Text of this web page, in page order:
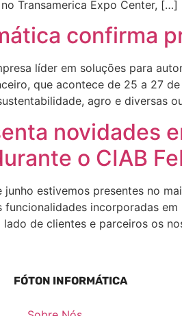
Transamerica Expo Center, […]
confirma
líder em soluções para
que acontece de 25 a 27
agro e diversas
novidades
o CIAB
junho estivemos presentes no
funcionalidades incorporadas
de clientes e parceiros os
FÓTON INFORMÁTICA